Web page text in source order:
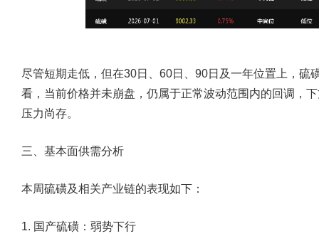
尽管短期走低，但在30日、60日、90日及一年位置上，硫
看，当前价格并未崩盘，仍属于正常波动范围内的回调，
压力尚存。
三、基本面供需分析
本周硫磺及相关产业链的表现如下：
1. 国产硫磺：弱势下行